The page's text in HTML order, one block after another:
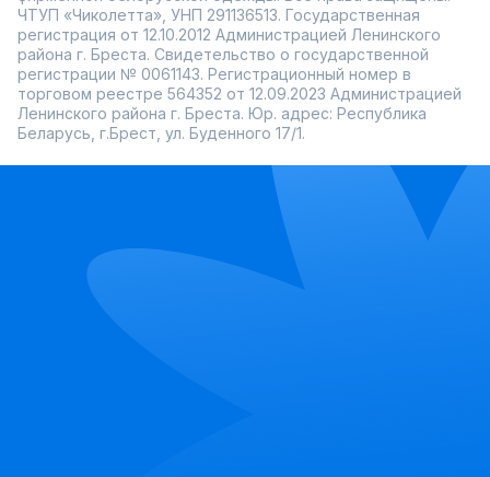
ЧТУП «Чиколетта», УНП 291136513. Государственная
регистрация от 12.10.2012 Администрацией Ленинского
района г. Бреста. Свидетельство о государственной
регистрации № 0061143. Регистрационный номер в
торговом реестре 564352 от 12.09.2023 Администрацией
Ленинского района г. Бреста. Юр. адрес: Республика
Беларусь, г.Брест, ул. Буденного 17/1.